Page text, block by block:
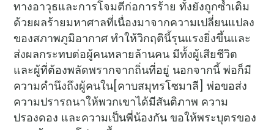
ทางอาวุธและการโจมตีก่อการร้าย ทั้งยังถูกซ้ำเติม
ด้วยผลร้ายมหาศาลที่เนื่องมาจากความเปลี่ยนแปลง
ของสภาพภูมิอากาศ ทำให้วิกฤตินี้รุนแรงยิ่งขึ้นและ
ส่งผลกระทบต่อผู้คนหลายล้านคน มีทั้งผู้เสียชีวิต
และผู้ที่ต้องพลัดพรากจากถิ่นที่อยู่ นอกจากนี้ พ่อก็มี
ความคำนึงถึงผู้คนใน[คาบสมุทรโซมาลี] พ่อขอส่ง
ความปรารถนาให้พวกเขาได้มีสันติภาพ ความ
ปรองดอง และความเป็นพี่น้องกัน ขอให้พระบุตรของ